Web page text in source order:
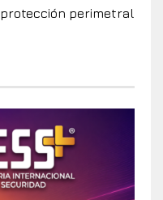
protección perimetral